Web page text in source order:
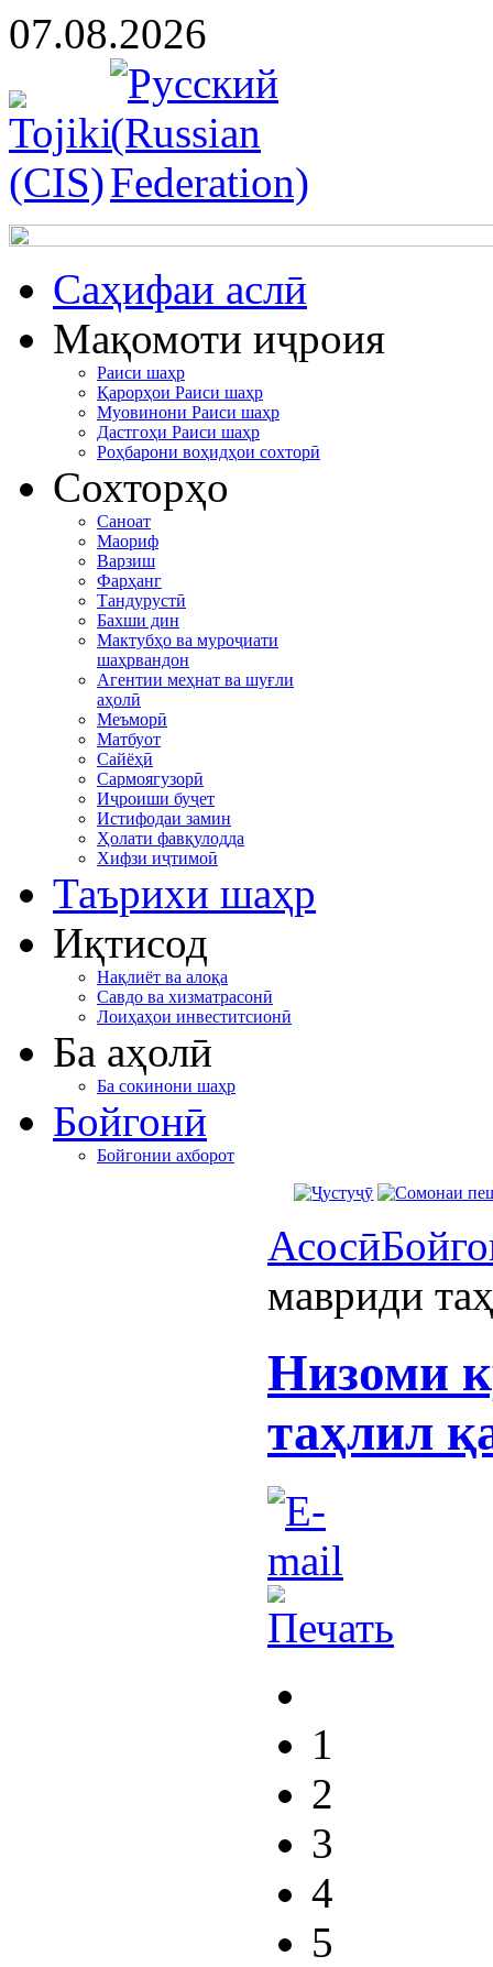
07.08.2026
Cаҳифаи аслӣ
Мақомоти иҷроия
Раиси шаҳр
Қарорҳои Раиси шаҳр
Муовинони Раиси шаҳр
Дастгоҳи Раиси шаҳр
Роҳбарони воҳидҳои сохторӣ
Сохторҳо
Саноат
Маориф
Варзиш
Фарҳанг
Тандурустӣ
Бахши дин
Мактубҳо ва муроҷиати
шаҳрвандон
Агентии меҳнат ва шуғли
аҳолӣ
Меъморӣ
Матбуот
Сайёҳӣ
Сармоягузорӣ
Иҷроиши буҷет
Истифодаи замин
Ҳолати фавқулодда
Хифзи иҷтимоӣ
Таърихи шаҳр
Иқтисод
Нақлиёт ва алоқа
Савдо ва хизматрасонӣ
Лоиҳаҳои инвеститсионӣ
Ба аҳолӣ
Ба сокинони шаҳр
Бойгонӣ
Бойгонии ахборот
Асосӣ
мавриди
Низоми
таҳлил
1
2
3
4
5